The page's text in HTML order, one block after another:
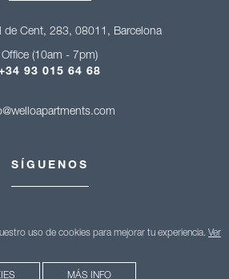
uso de cookies para mejorar tu experiencia. Ver
MÁS INFO
de Cent, 283, 08011, Barcelona
Office (10am - 7pm)
93 015 64 68
SÍGUENOS